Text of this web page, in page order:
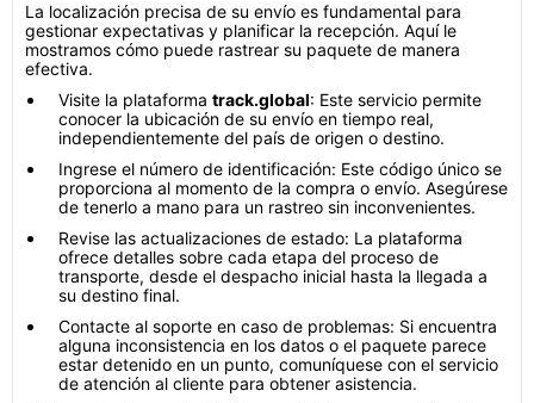
La localización precisa de su envío es fundamental para
gestionar expectativas y planificar la recepción. Aquí le
mostramos cómo puede rastrear su paquete de manera
efectiva.
Visite la plataforma track.global: Este servicio permite
conocer la ubicación de su envío en tiempo real,
independientemente del país de origen o destino.
Ingrese el número de identificación: Este código único se
proporciona al momento de la compra o envío. Asegúrese
de tenerlo a mano para un rastreo sin inconvenientes.
Revise las actualizaciones de estado: La plataforma
ofrece detalles sobre cada etapa del proceso de
transporte, desde el despacho inicial hasta la llegada a
su destino final.
Contacte al soporte en caso de problemas: Si encuentra
alguna inconsistencia en los datos o el paquete parece
estar detenido en un punto, comuníquese con el servicio
de atención al cliente para obtener asistencia.